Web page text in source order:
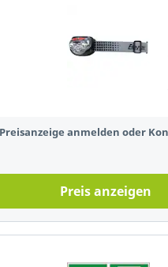
anmelden oder
Preis anzeigen